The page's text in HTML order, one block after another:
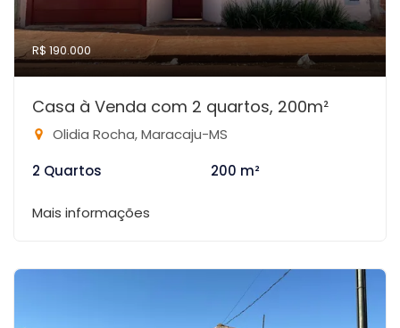
R$ 190.000
Casa à Venda com 2 quartos, 200m²
Olidia Rocha, Maracaju-MS
2 Quartos
200 m²
Mais informações